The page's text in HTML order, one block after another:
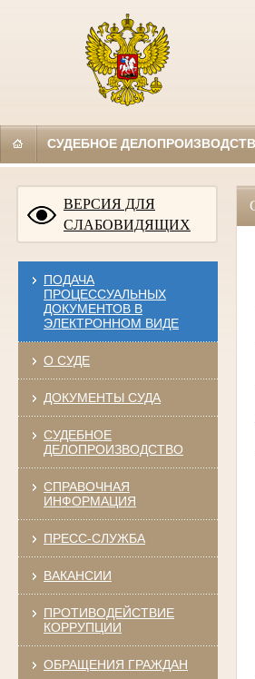
СУДЕБНОЕ
ВЕРСИЯ ДЛЯ
СЛАБОВИДЯЩИХ
ПОДАЧА
ПРОЦЕССУАЛЬНЫХ
ДОКУМЕНТОВ В
ЭЛЕКТРОННОМ ВИДЕ
О СУДЕ
ДОКУМЕНТЫ СУДА
СУДЕБНОЕ
ДЕЛОПРОИЗВОДСТВО
СПРАВОЧНАЯ
ИНФОРМАЦИЯ
ПРЕСС-СЛУЖБА
ВАКАНСИИ
ПРОТИВОДЕЙСТВИЕ
КОРРУПЦИИ
ОБРАЩЕНИЯ ГРАЖДАН